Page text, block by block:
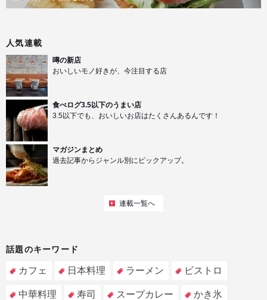
人気連載
噂の新店
おいしいモノ好きが、今注目する店
食べログ3.5以下のうまい店
3.5以下でも、おいしいお店はたくさんあるんです！
マガジンまとめ
過去記事からジャンル別にピックアップ。
連載一覧へ
話題のキーワード
カフェ 日本料理 ラーメン ビストロ
中華料理 寿司 スープカレー かき氷